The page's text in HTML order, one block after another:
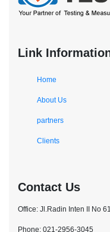
Link
Home
About Us
partners
Clients
Contact Us
Office: Jl.Radin Inten II No
Phone: 021-2956-3045